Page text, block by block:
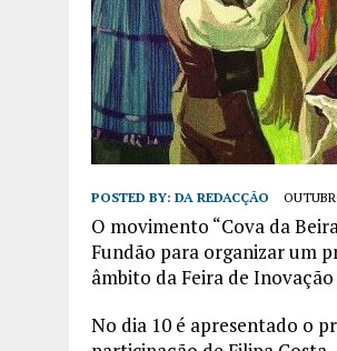
POSTED BY: DA REDACÇÃO
O movimento “Cova da
Fundão para organizar um
âmbito da Feira de
No dia 10 é apresentado o